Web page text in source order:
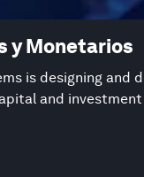
y Monetarios
is designing and
and